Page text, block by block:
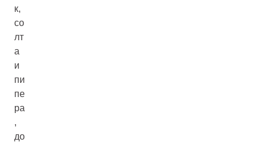
к,
со
лт
а
и
пи
пе
ра
,
до